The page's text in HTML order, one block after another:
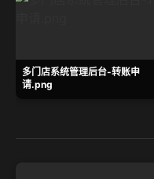
多门店系统管理后台-转账申
请.png